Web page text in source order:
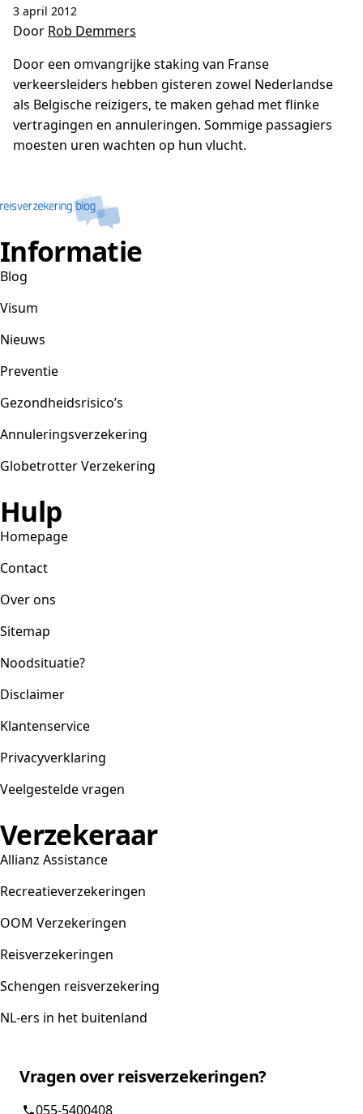
3 april 2012
Door Rob Demmers
Door een omvangrijke staking van Franse
verkeersleiders hebben gisteren zowel Nederlandse
als Belgische reizigers, te maken gehad met flinke
vertragingen en annuleringen. Sommige passagiers
moesten uren wachten op hun vlucht.
Informatie
Blog
Visum
Nieuws
Preventie
Gezondheidsrisico’s
Annuleringsverzekering
Globetrotter Verzekering
Hulp
Homepage
Contact
Over ons
Sitemap
Noodsituatie?
Disclaimer
Klantenservice
Privacyverklaring
Veelgestelde vragen
Verzekeraar
Allianz Assistance
Recreatieverzekeringen
OOM Verzekeringen
Reisverzekeringen
Schengen reisverzekering
NL-ers in het buitenland
Vragen over reisverzekeringen?
055-5400408